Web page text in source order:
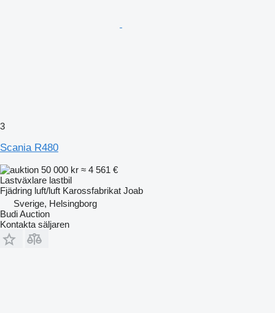
3
Scania R480
50 000 kr ≈ 4 561 €
Lastväxlare lastbil
Fjädring luft/luft Karossfabrikat Joab
Sverige, Helsingborg
Budi Auction
Kontakta säljaren